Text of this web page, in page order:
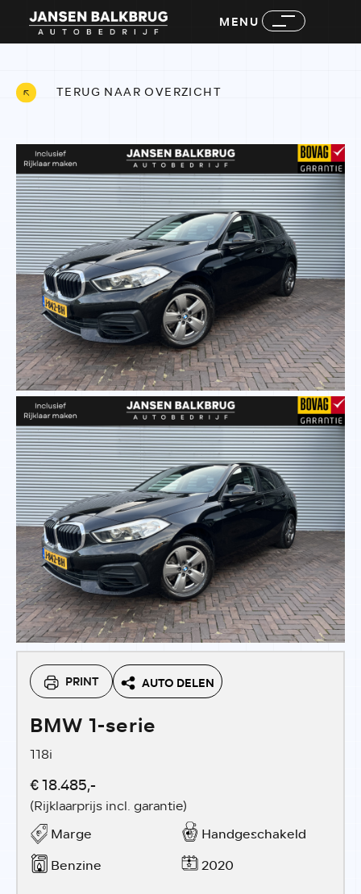
MENU
TERUG NAAR OVERZICHT
PRINT AUTO DELEN
BMW 1-serie
118i
€ 18.485,-
(Rijklaarprijs incl. garantie)
Marge
Handgeschakeld
Benzine
2020